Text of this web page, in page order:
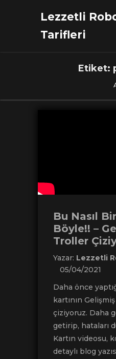
Lezzetli
Tarifleri
Etiket:
Bu Nasıl
Böyle!! –
Troller
Yazar: Lezzetli
05/04/2021
Daha önce
kartının
çiziyoruz. Daha
getirip, hataları
Kartın videosu,
detaylı blog